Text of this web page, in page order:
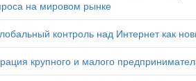
на мировом рынке
контроль над Интернет как
крупного и малого